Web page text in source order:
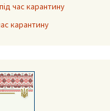
час карантину
карантину